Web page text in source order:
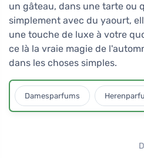
un gâteau, dans une tarte ou
simplement avec du yaourt,
une touche de luxe à votre
ce là la vraie magie de
dans les choses simples.
Damesparfums